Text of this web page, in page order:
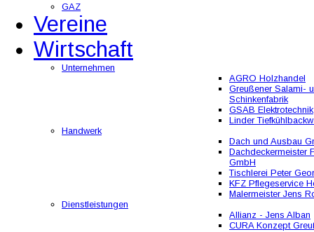
GAZ
Vereine
Wirtschaft
Unternehmen
AGRO Holzhandel
Greußener Salami-
Schinkenfabrik
GSAB Elektrotechnik
Linder
Handwerk
Dach und Ausbau
Dachdeckermeister
GmbH
Tischlerei Peter
KFZ Pflegeservice
Malermeister Jens
Dienstleistungen
Allianz - Jens Alban
CURA Konzept